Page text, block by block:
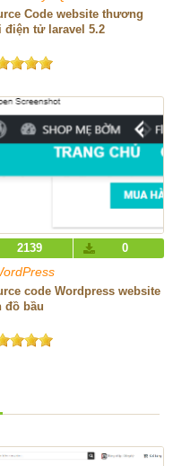
Code website thương
điện tử laravel 5.2
2139 0
code Wordpress website
đồ bầu